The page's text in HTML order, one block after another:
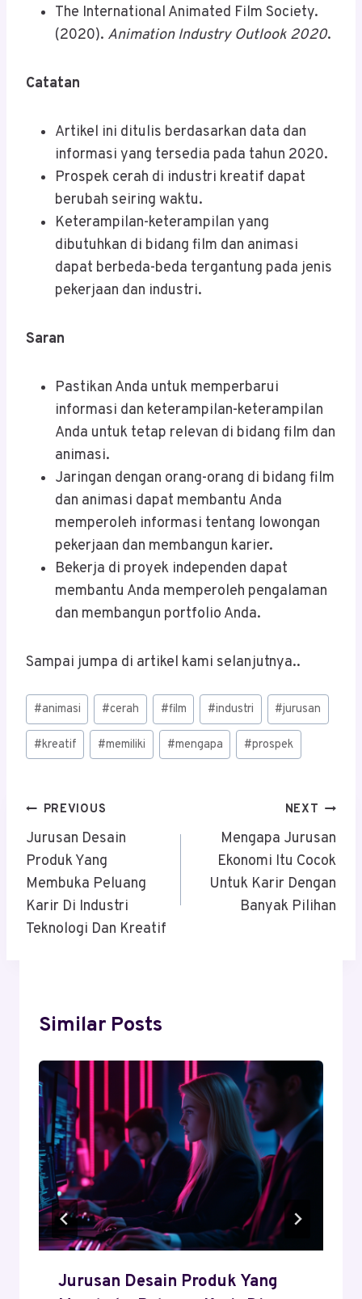
The International Animated Film Society.
(2020). Animation Industry Outlook 2020.
Catatan
Artikel ini ditulis berdasarkan data dan
informasi yang tersedia pada tahun 2020.
Prospek cerah di industri kreatif dapat
berubah seiring waktu.
Keterampilan-keterampilan yang
dibutuhkan di bidang film dan animasi
dapat berbeda-beda tergantung pada jenis
pekerjaan dan industri.
Saran
Pastikan Anda untuk memperbarui
informasi dan keterampilan-keterampilan
Anda untuk tetap relevan di bidang film dan
animasi.
Jaringan dengan orang-orang di bidang film
dan animasi dapat membantu Anda
memperoleh informasi tentang lowongan
pekerjaan dan membangun karier.
Bekerja di proyek independen dapat
membantu Anda memperoleh pengalaman
dan membangun portfolio Anda.
Sampai jumpa di artikel kami selanjutnya..
Post
Tags:
#animasi #cerah #film #industri #jurusan
#kreatif #memiliki #mengapa #prospek
Post
Navigation
PREVIOUS
Jurusan Desain
Produk Yang
Membuka Peluang
Karir Di Industri
Teknologi Dan Kreatif
NEXT
Mengapa Jurusan
Ekonomi Itu Cocok
Untuk Karir Dengan
Banyak Pilihan
Similar Posts
Jurusan Desain Produk Yang